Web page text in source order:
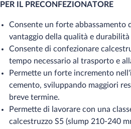
PER IL PRECONFEZIONATORE
Consente un forte abbassamento
vantaggio della qualità e durabilità
Consente di confezionare
tempo necessario al trasporto e
Permette un forte incremento
cemento, sviluppando maggiori
breve termine.
Permette di lavorare con una
calcestruzzo S5 (slump 210-240